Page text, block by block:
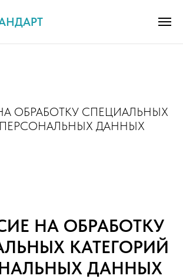
ОБРАБОТКУ СПЕЦИАЛЬНЫХ
ПЕРСОНАЛЬНЫХ ДАННЫХ
НА ОБРАБОТКУ
КАТЕГОРИЙ
ДАННЫХ